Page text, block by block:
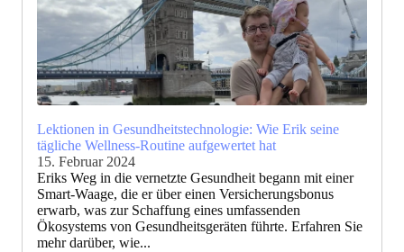
Lektionen in Gesundheitstechnologie: Wie Erik seine
tägliche Wellness-Routine aufgewertet hat
15. Februar 2024
Eriks Weg in die vernetzte Gesundheit begann mit einer
Smart-Waage, die er über einen Versicherungsbonus
erwarb, was zur Schaffung eines umfassenden
Ökosystems von Gesundheitsgeräten führte. Erfahren Sie
mehr darüber, wie...